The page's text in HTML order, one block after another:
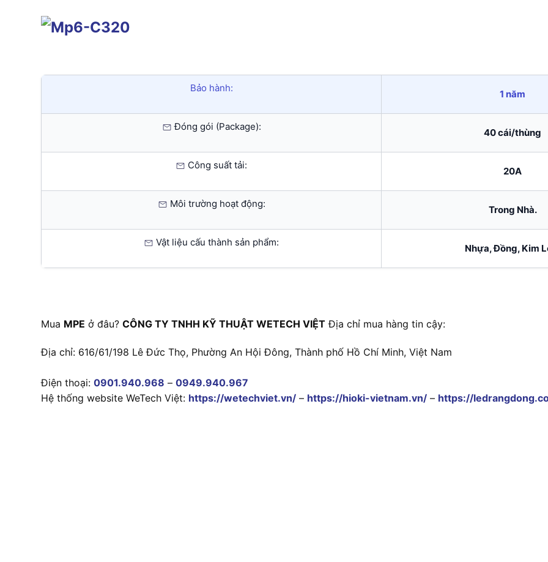
Bảo hành:
1 năm
Đóng gói (Package):
40 cái/thùng
Công suất tải:
20A
Môi trường hoạt động:
Trong Nhà.
Vật liệu cấu thành sản phẩm:
Nhựa, Đồng, Kim
Mua MPE ở đâu? CÔNG TY TNHH KỸ THUẬT WETECH VIỆT Địa chỉ mua hàng tin cậy:
Địa chỉ: 616/61/198 Lê Đức Thọ, Phường An Hội Đông, Thành phố Hồ Chí Minh, Việt Nam
Điện thoại: 0901.940.968 – 0949.940.967
Hệ thống website WeTech Việt: https://wetechviet.vn/ – https://hioki-vietnam.vn/ – https://